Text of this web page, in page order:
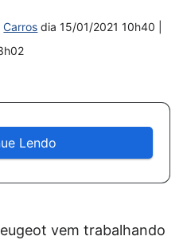
Carros dia15/01/2021 10h40
Lendo
vem trabalhando